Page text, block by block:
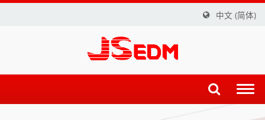
中文 (简体)